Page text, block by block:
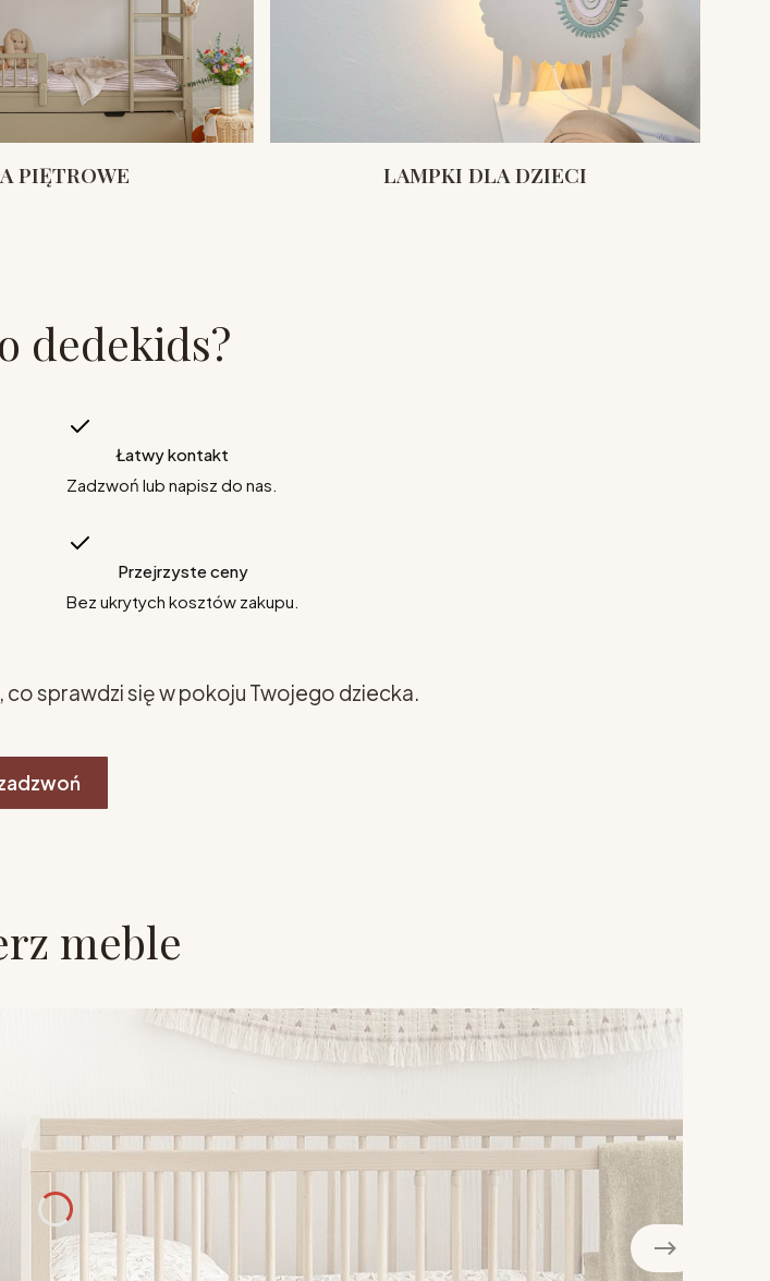
PIĘTROWE LAMPKI DLA DZIECI
dedekids?
Łatwy kontakt
Zadzwoń lub napisz do nas.
Przejrzyste ceny
Bez ukrytych kosztów zakupu.
sprawdzi się w pokoju Twojego dziecka.
meble